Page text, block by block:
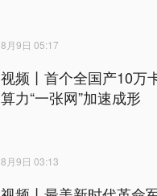
8月9日 05:17
视频丨首个全国产10万
算力“一张网”加速成形
8月9日 03:13